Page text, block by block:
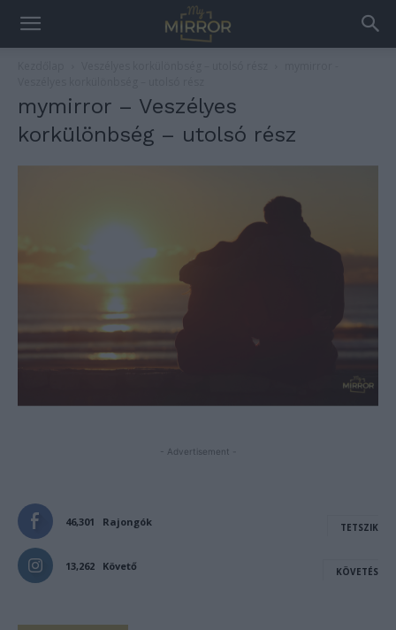
mymirror – Veszélyes
korkülönbség – utolsó rész
- Advertisement -
46,301 Rajongók TETSZIK
13,262 Követő KÖVETÉS